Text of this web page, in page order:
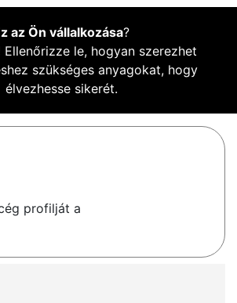
az Ön vállalkozása?
Ellenőrizze le, hogyan szerezhet
szükséges anyagokat, hogy
élvezhesse sikerét.
profilját a